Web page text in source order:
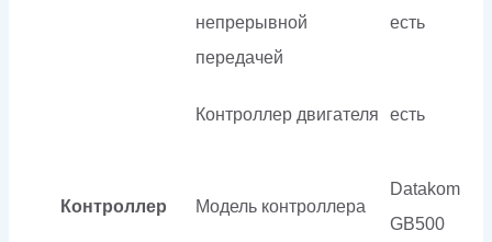
Контроллер
непрерывной
передачей
есть
Контроллер двигателя есть
Модель контроллера
Datakom
GB500